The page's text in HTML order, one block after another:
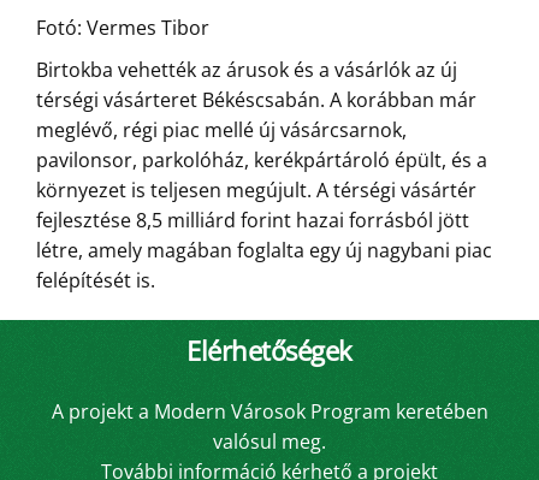
Fotó: Vermes Tibor
Birtokba vehették az árusok és a vásárlók az új
térségi vásárteret Békéscsabán. A korábban már
meglévő, régi piac mellé új vásárcsarnok,
pavilonsor, parkolóház, kerékpártároló épült, és a
környezet is teljesen megújult. A térségi vásártér
fejlesztése 8,5 milliárd forint hazai forrásból jött
létre, amely magában foglalta egy új nagybani piac
felépítését is.
Elérhetőségek
A projekt a Modern Városok Program keretében
valósul meg.
További információ kérhető a projekt